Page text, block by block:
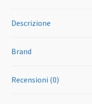
Descrizione
Brand
Recensioni (0)